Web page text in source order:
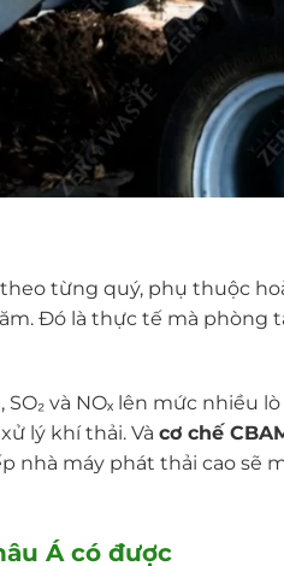
từng quý, phụ thuộc
Đó là thực tế mà phòng
và NOₓ lên mức nhiều
lý khí thải. Và cơ chế
máy phát thải cao sẽ
Á có được